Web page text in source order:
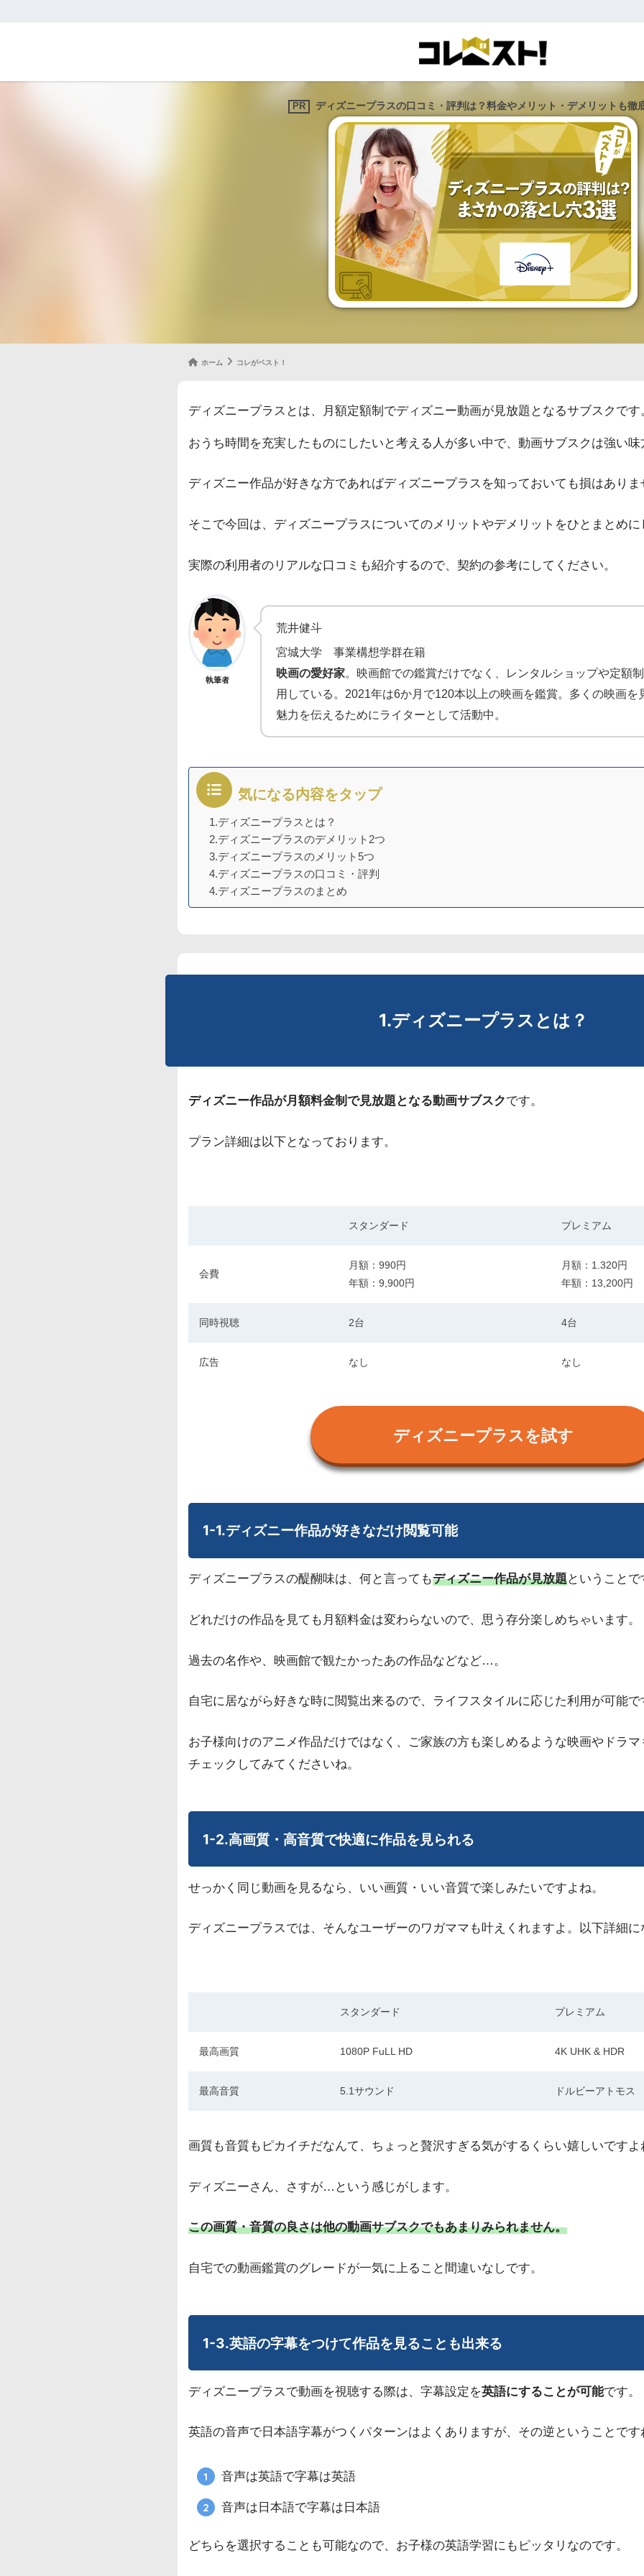
ディズニープラスの口コミ・評判は？料金やメリット・デメリットも徹
ホーム コレがベスト！
ディズニープラスとは、月額定額制でディズニー動画が見放題となるサブスクです
おうち時間を充実したものにしたいと考える人が多い中で、動画サブスクは強い
ディズニー作品が好きな方であればディズニープラスを知っておいても損はありま
そこで今回は、ディズニープラスについてのメリットやデメリットをひとまとめ
実際の利用者のリアルな口コミも紹介するので、契約の参考にしてください。
執筆者
荒井健斗
宮城大学 事業構想学群在籍
映画の愛好家。映画館での鑑賞だけでなく、レンタルショップや定額
用している。2021年は6か月で120本以上の映画を鑑賞。多くの映画を
魅力を伝えるためにライターとして活動中。
気になる内容をタップ
1.ディズニープラスとは？
2.ディズニープラスのデメリット2つ
3.ディズニープラスのメリット5つ
4.ディズニープラスの口コミ・評判
4.ディズニープラスのまとめ
1.ディズニープラスとは？
ディズニー作品が月額料金制で見放題となる動画サブスクです。
プラン詳細は以下となっております。
スタンダード プレミアム
会費
月額：990円
年額：9,900円
月額：1.320円
年額：13,200円
同時視聴 2台 4台
広告 なし なし
ディズニープラスを試す
1-1.ディズニー作品が好きなだけ閲覧可能
ディズニープラスの醍醐味は、何と言ってもディズニー作品が見放題ということで
どれだけの作品を見ても月額料金は変わらないので、思う存分楽しめちゃいます。
過去の名作や、映画館で観たかったあの作品などなど…。
自宅に居ながら好きな時に閲覧出来るので、ライフスタイルに応じた利用が可能で
お子様向けのアニメ作品だけではなく、ご家族の方も楽しめるような映画やドラ
チェックしてみてくださいね。
1-2.高画質・高音質で快適に作品を見られる
せっかく同じ動画を見るなら、いい画質・いい音質で楽しみたいですよね。
ディズニープラスでは、そんなユーザーのワガママも叶えくれますよ。以下詳細
スタンダード プレミアム
最高画質 1080P FuLL HD 4K UHK & HDR
最高音質 5.1サウンド ドルビーアトモス
画質も音質もピカイチだなんて、ちょっと贅沢すぎる気がするくらい嬉しいですよ
ディズニーさん、さすが…という感じがします。
この画質・音質の良さは他の動画サブスクでもあまりみられません。
自宅での動画鑑賞のグレードが一気に上ること間違いなしです。
1-3.英語の字幕をつけて作品を見ることも出来る
ディズニープラスで動画を視聴する際は、字幕設定を英語にすることが可能です。
英語の音声で日本語字幕がつくパターンはよくありますが、その逆ということです
音声は英語で字幕は英語
音声は日本語で字幕は日本語
どちらを選択することも可能なので、お子様の英語学習にもピッタリなのです。